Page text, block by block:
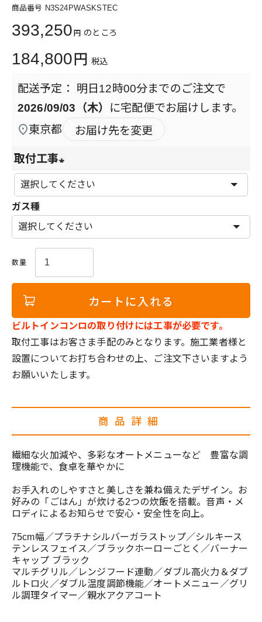
商品番号 N3S24PWASKSTEC
393,250 のところ
184,800 税込
明日 12時00分までのご注文で
2026/09/03（木） に宅配便でお届けします。
東京都
お届け先を変更
取付工事
(
須
)
ガス種
カートに入れる
ビルトインコンロの取り付けには工事が必要です。
取付工事はお客さま手配のみとなります。施工業者様と
設置についてお打ち合わせの上、ご注文下さいますよう
お願いいたします。
商品詳細
繊細な火加減や、多彩なオートメニューなど 豊富な調
理機能で、食卓を華やかに
お手入れのしやすさと美しさを兼ね備えたデザイン。お
好みの「ごはん」が炊ける2つの炊飯を搭載。音声・メ
ロディによるお知らせで安心・安全性を向上。
75cm幅／プラチナシルバーガラストップ／シルキース
テンレスフェイス／ブラックホーローごとく／バーナー
キャップ ブラック
マルチグリル／レンジフード連動／ダブル高火力＆ダブ
ルトロ火／ダブル温度調節機能／オートメニュー／グリ
ル調理タイマー／親水アクアコート